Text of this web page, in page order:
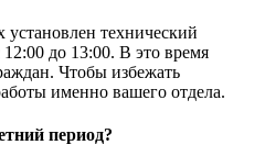
установлен технический
до 13:00. В это время
Чтобы избежать
именно вашего отдела.
период?